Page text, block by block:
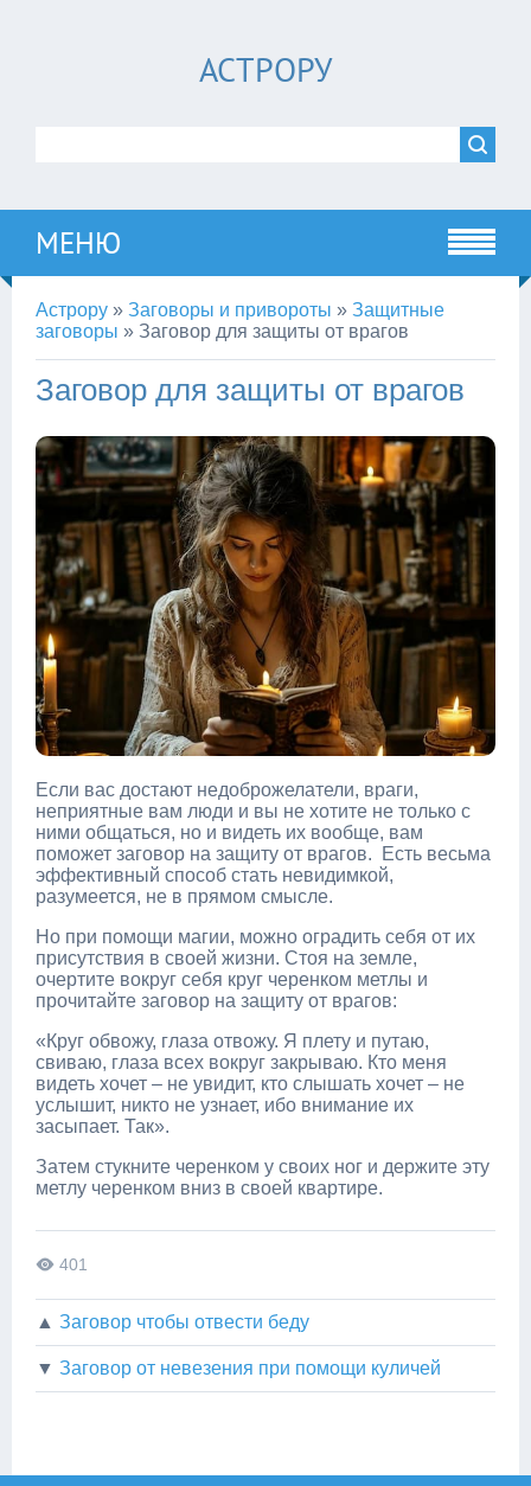
АСТРОРУ
МЕНЮ
Астрору » Заговоры и привороты » Защитные
заговоры » Заговор для защиты от врагов
Заговор для защиты от врагов
Если вас достают недоброжелатели, враги,
неприятные вам люди и вы не хотите не только с
ними общаться, но и видеть их вообще, вам
поможет заговор на защиту от врагов. Есть весьма
эффективный способ стать невидимкой,
разумеется, не в прямом смысле.
Но при помощи магии, можно оградить себя от их
присутствия в своей жизни. Стоя на земле,
очертите вокруг себя круг черенком метлы и
прочитайте заговор на защиту от врагов:
«Круг обвожу, глаза отвожу. Я плету и путаю,
свиваю, глаза всех вокруг закрываю. Кто меня
видеть хочет – не увидит, кто слышать хочет – не
услышит, никто не узнает, ибо внимание их
засыпает. Так».
Затем стукните черенком у своих ног и держите эту
метлу черенком вниз в своей квартире.
401
▲ Заговор чтобы отвести беду
▼ Заговор от невезения при помощи куличей